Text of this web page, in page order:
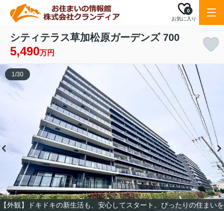
お気に入り
0
シティテラス草加松原ガーデンズ 700
5,490万円
【外観】ドキドキの新生活も、安心してスタート。ぴったりの住まいを
1/30